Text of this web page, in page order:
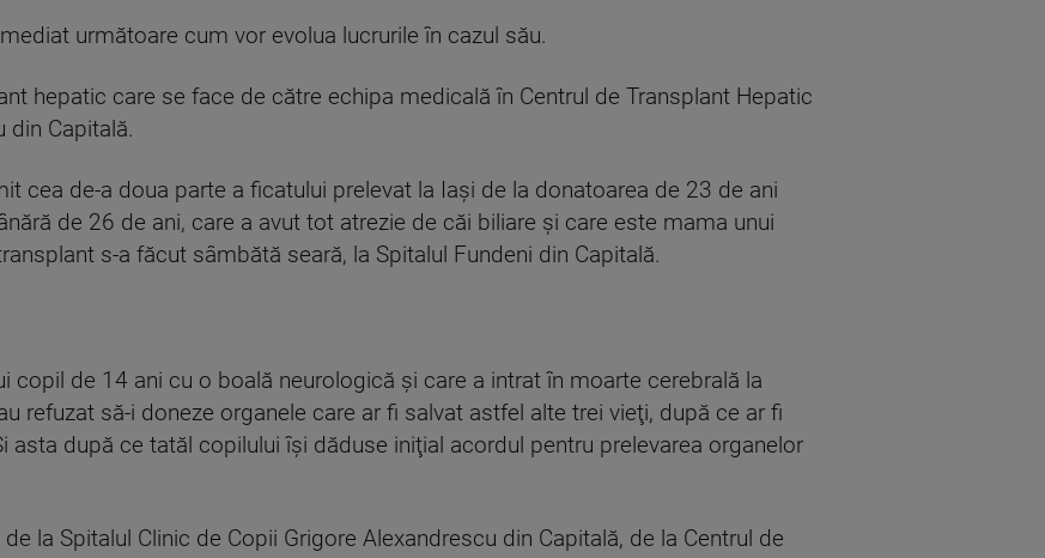
următoare cum vor evolua lucrurile în cazul său.
hepatic care se face de către echipa medicală în Centrul de Transplant Hepatic
din Capitală.
cea de-a doua parte a ficatului prelevat la Iaşi de la donatoarea de 23 de ani
de 26 de ani, care a avut tot atrezie de căi biliare şi care este mama unui
s-a făcut sâmbătă seară, la Spitalul Fundeni din Capitală.
copil de 14 ani cu o boală neurologică şi care a intrat în moarte cerebrală la
refuzat să-i doneze organele care ar fi salvat astfel alte trei vieţi, după ce ar fi
asta după ce tatăl copilului îşi dăduse iniţial acordul pentru prelevarea organelor
la Spitalul Clinic de Copii Grigore Alexandrescu din Capitală, de la Centrul de